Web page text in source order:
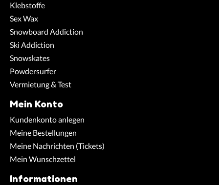
Klebstoffe
Sex Wax
Snowboard Addiction
Ski Addiction
Snowskates
Powdersurfer
Vermietung & Test
Mein Konto
Kundenkonto anlegen
Meine Bestellungen
Meine Nachrichten (Tickets)
Mein Wunschzettel
Informationen